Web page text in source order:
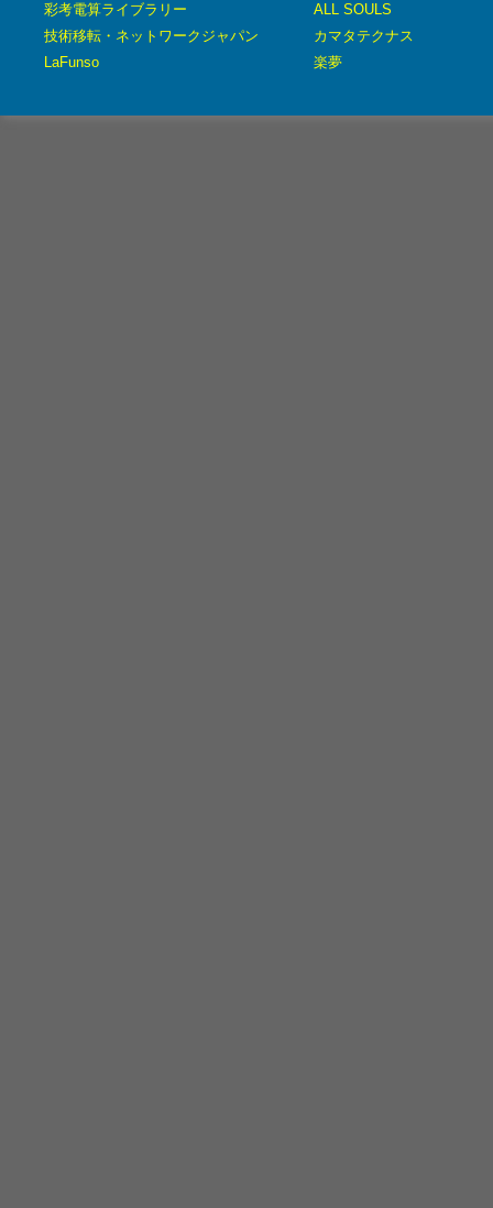
彩考電算ライブラリー
技術移転・ネットワークジャパン
LaFunso
ALL SOULS
カマタテクナス
楽夢